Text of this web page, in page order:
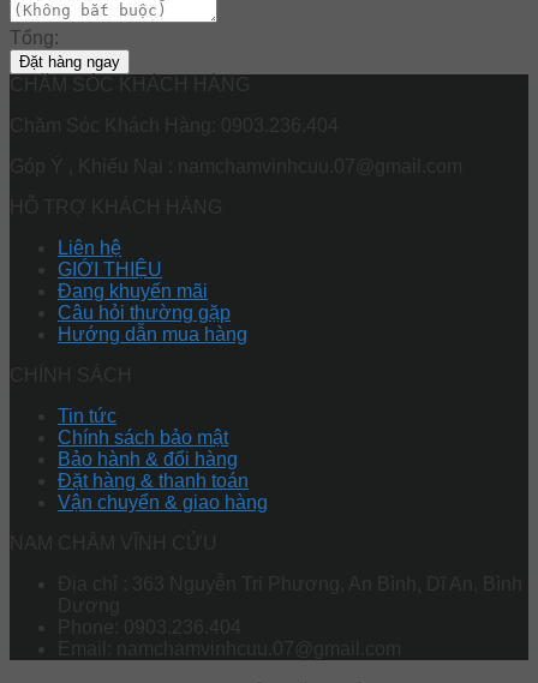
Tổng:
Đặt hàng ngay
CHĂM SÓC KHÁCH HÀNG
Chăm Sóc Khách Hàng: 0903.236.404
Góp Ý , Khiếu Nại : namchamvinhcuu.07@gmail.com
HỖ TRỢ KHÁCH HÀNG
Liên hệ
GIỚI THIỆU
Đang khuyến mãi
Câu hỏi thường gặp
Hướng dẫn mua hàng
CHÍNH SÁCH
Tin tức
Chính sách bảo mật
Bảo hành & đổi hàng
Đặt hàng & thanh toán
Vận chuyển & giao hàng
NAM CHÂM VĨNH CỬU
Địa chỉ : 363 Nguyễn Tri Phương, An Bình, Dĩ An, Bình
Phone: 0903.236.404
Email: namchamvinhcuu.07@gmail.com